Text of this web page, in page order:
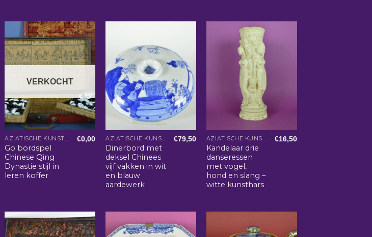
VERKOCHT
AZIATISCHE KUNST EN WOONACCESSOIRES
Go bordspel
Chinese Qing
Dynastie stijl in
leren koffer
€0,00 AZIATISCHE KUNST EN WOONACCESSOIRES
Dinerbord met
deksel Chinees
vijf vakken in wit
en blauw
aardewerk
€79,50 AZIATISCHE KUNST EN WOONACCESSOIRES
Kandelaar drie
danseressen
met vogel,
hond en slang –
witte kunsthars
€16,50